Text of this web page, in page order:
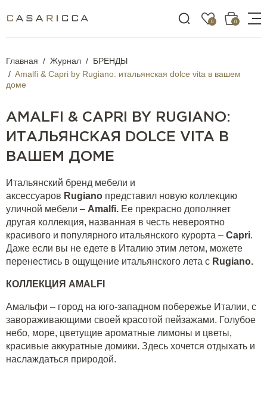
0 0
Главная Журнал
БРЕНДЫ
Amalfi & Capri by Rugiano: итальянская dolce vita в вашем
доме
AMALFI & CAPRI BY RUGIANO:
ИТАЛЬЯНСКАЯ DOLCE VITA В
ВАШЕМ ДОМЕ
Итальянский бренд мебели и
аксессуаров Rugiano представил новую коллекцию
уличной мебели – Amalfi. Ее прекрасно дополняет
другая коллекция, названная в честь невероятно
красивого и популярного итальянского курорта – Capri.
Даже если вы не едете в Италию этим летом, можете
перенестись в ощущение итальянского лета с Rugiano.
КОЛЛЕКЦИЯ AMALFI
Амальфи – город на юго-западном побережье Италии, с
завораживающими своей красотой пейзажами. Голубое
небо, море, цветущие ароматные лимоны и цветы,
красивые аккуратные домики. Здесь хочется отдыхать и
наслаждаться природой.